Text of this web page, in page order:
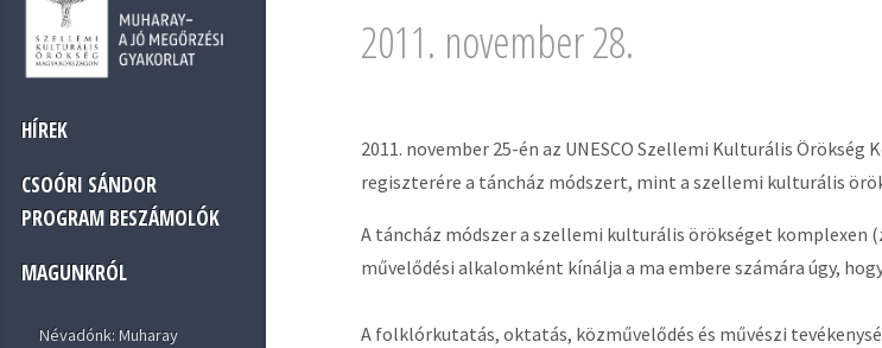
2011. november 28.
2011. november 25-én az UNESCO Szellemi Kulturális
regiszterére a táncház módszert, mint a szellemi kulturális
A táncház módszer a szellemi kulturális örökséget komplexen
művelődési alkalomként kínálja a ma embere számára úgy,
A folklórkutatás, oktatás, közművelődés és művészi
HÍREK
CSOÓRI SÁNDOR
PROGRAM BESZÁMOLÓK
MAGUNKRÓL
Névadónk: Muharay